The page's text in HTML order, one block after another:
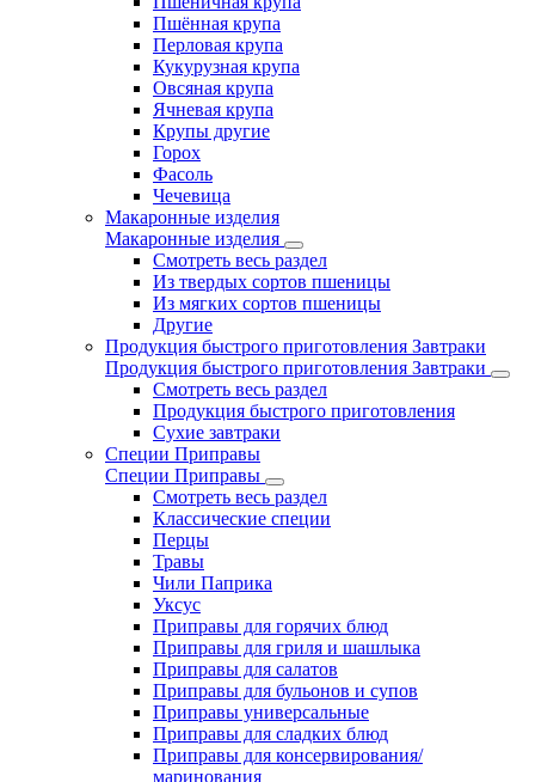
Пшённая крупа
Перловая крупа
Кукурузная крупа
Овсяная крупа
Ячневая крупа
Крупы другие
Горох
Фасоль
Чечевица
Макаронные изделия
Макаронные изделия
Смотреть весь раздел
Из твердых сортов пшеницы
Из мягких сортов пшеницы
Другие
Продукция быстрого приготовления Завтраки
Продукция быстрого приготовления Завтраки
Смотреть весь раздел
Продукция быстрого приготовления
Сухие завтраки
Специи Приправы
Специи Приправы
Смотреть весь раздел
Классические специи
Перцы
Травы
Чили Паприка
Уксус
Приправы для горячих блюд
Приправы для гриля и шашлыка
Приправы для салатов
Приправы для бульонов и супов
Приправы универсальные
Приправы для сладких блюд
Приправы для консервирования/
маринования